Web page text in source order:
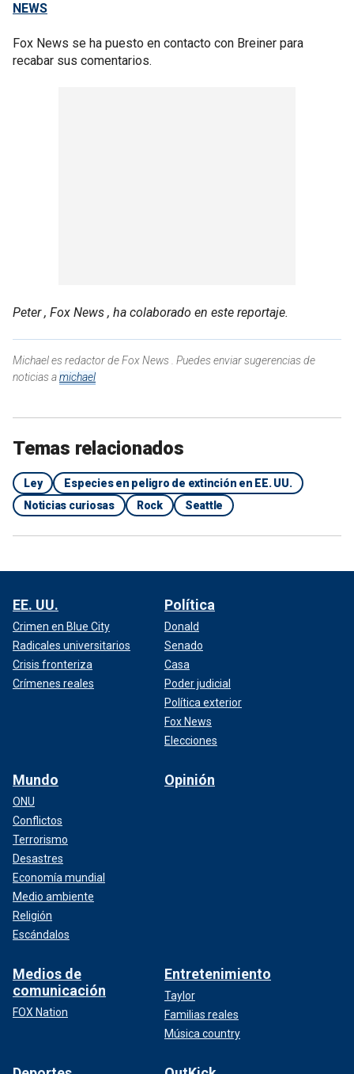
NEWS
Fox News se ha puesto en contacto con Breiner para
recabar sus comentarios.
Peter , Fox News , ha colaborado en este reportaje.
Michael es redactor de Fox News . Puedes enviar sugerencias de
noticias amichael
Temas relacionados
Ley
Especies en peligro de extinción en EE. UU.
Noticias curiosas
Rock Seattle
EE. UU.
Crimen en Blue City
Radicales universitarios
Crisis fronteriza
Crímenes reales
Política
Donald
Senado
Casa
Poder judicial
Política exterior
Fox News
Elecciones
Mundo
ONU
Conflictos
Terrorismo
Desastres
Economía mundial
Medio ambiente
Religión
Escándalos
Opinión
Medios de
comunicación
FOX Nation
Entretenimiento
Taylor
Familias reales
Música country